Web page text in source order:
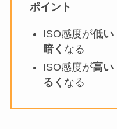
ポイント
ISO感度が低い
暗く なる
ISO感度が高い
るく なる